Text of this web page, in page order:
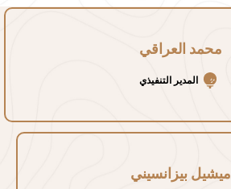
محمد العراقي
المدير التنفيذي
ميشيل بيزانسيني